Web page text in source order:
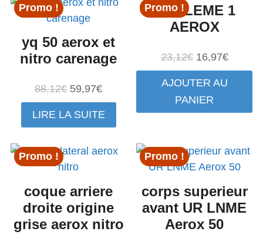
Promo !
yq 50 aerox et
nitro carenage
88,12€ Le
prix
initial
88,12€.
59,97€Le
prix
actuel
59,97€.
LIRE LA SUITE
Promo !
EMBLEME 1
AEROX
23,12€ Le
prix
initial
était :
16,97€Le
prix
AJOUTER AU
PANIER
Promo !
coque arriere
droite origine
grise aerox nitro
Promo !
corps superieur
avant UR LNME
Aerox 50